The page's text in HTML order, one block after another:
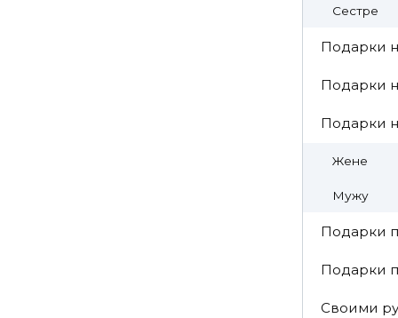
Сестре
Подарки
Подарки
Подарки
Жене
Мужу
Подарки
Подарки
Своими